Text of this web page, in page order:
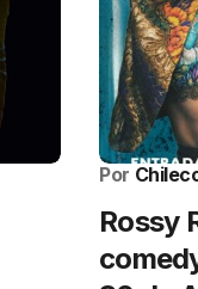
Por
Rossy